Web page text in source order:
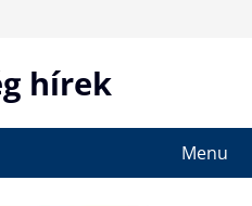
hírek
Menu